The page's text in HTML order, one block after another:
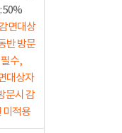
: 50%
면대상
반 방문
필수,
대상자
문시 감
미적용